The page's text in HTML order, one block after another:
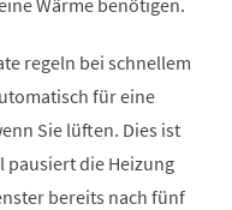
regeln bei schnellem
für eine
Sie lüften. Dies ist
pausiert die Heizung
bereits nach fünf